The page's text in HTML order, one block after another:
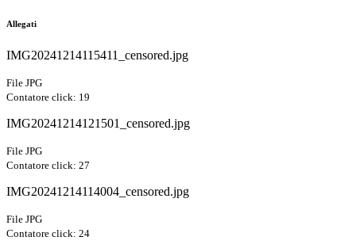
Allegati
IMG20241214115411_censored.jpg
File JPG
Contatore click: 19
IMG20241214121501_censored.jpg
File JPG
Contatore click: 27
IMG20241214114004_censored.jpg
File JPG
Contatore click: 24